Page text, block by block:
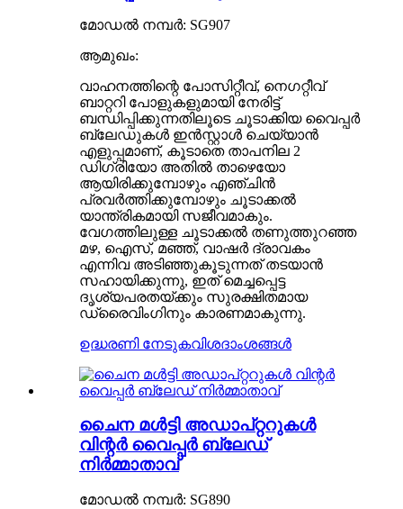
മോഡൽ നമ്പർ: SG907
ആമുഖം:
വാഹനത്തിന്റെ പോസിറ്റീവ്, നെഗറ്റീവ്
ബാറ്ററി പോളുകളുമായി നേരിട്ട്
ബന്ധിപ്പിക്കുന്നതിലൂടെ ചൂടാക്കിയ വൈപ്പർ
ബ്ലേഡുകൾ ഇൻസ്റ്റാൾ ചെയ്യാൻ
എളുപ്പമാണ്, കൂടാതെ താപനില 2
ഡിഗ്രിയോ അതിൽ താഴെയോ
ആയിരിക്കുമ്പോഴും എഞ്ചിൻ
പ്രവർത്തിക്കുമ്പോഴും ചൂടാക്കൽ
യാന്ത്രികമായി സജീവമാകും.
വേഗത്തിലുള്ള ചൂടാക്കൽ തണുത്തുറഞ്ഞ
മഴ, ഐസ്, മഞ്ഞ്, വാഷർ ദ്രാവകം
എന്നിവ അടിഞ്ഞുകൂടുന്നത് തടയാൻ
സഹായിക്കുന്നു, ഇത് മെച്ചപ്പെട്ട
ദൃശ്യപരതയ്ക്കും സുരക്ഷിതമായ
ഡ്രൈവിംഗിനും കാരണമാകുന്നു.
ഉദ്ധരണി നേടുകവിശദാംശങ്ങൾ
ചൈന മൾട്ടി അഡാപ്റ്ററുകൾ
വിന്റർ വൈപ്പർ ബ്ലേഡ്
നിർമ്മാതാവ്
മോഡൽ നമ്പർ: SG890